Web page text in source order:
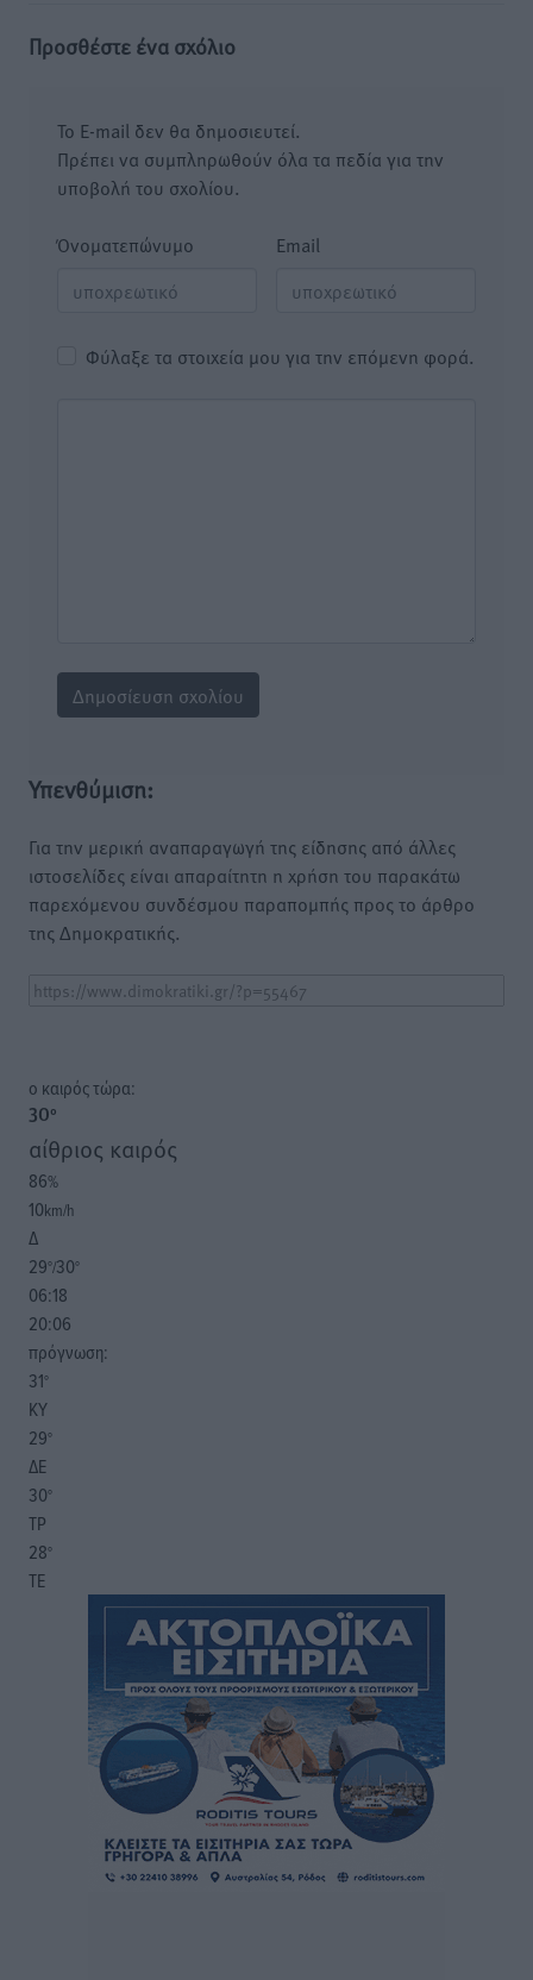
Προσθέστε ένα σχόλιο
Το E-mail δεν θα δημοσιευτεί.
Πρέπει να συμπληρωθούν όλα τα πεδία για την
υποβολή του σχολίου.
Όνοματεπώνυμο Email
Φύλαξε τα στοιχεία μου για την επόμενη φορά.
Υπενθύμιση:
Για την μερική αναπαραγωγή της είδησης από άλλες
ιστοσελίδες είναι απαραίτητη η χρήση του παρακάτω
παρεχόμενου συνδέσμου παραπομπής προς το άρθρο
της Δημοκρατικής.
o καιρός τώρα:
30°
αίθριος καιρός
86%
10km/h
Δ
29°/30°
06:18
20:06
πρόγνωση:
31°
ΚΥ
29°
ΔΕ
30°
ΤΡ
28°
ΤΕ